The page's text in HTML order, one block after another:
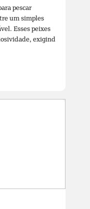
pescar
um simples
Esses peixes
exigind